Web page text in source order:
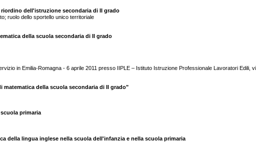
dell'istruzione secondaria di II grado
ruolo dello sportello unico territoriale
della scuola secondaria di II grado
in Emilia-Romagna - 6 aprile 2011 presso IIPLE – Istituto Istruzione Professionale Lavoratori Edili,
della scuola secondaria di II grado"
primaria
della lingua inglese nella scuola dell'infanzia e nella scuola primaria